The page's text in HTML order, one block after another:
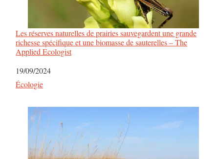
Les réserves naturelles de prairies sauvegardent une grande
richesse spécifique et une biomasse de sauterelles – The
Applied Ecologist
Date
19/09/2024
Par rapport à
Écologie